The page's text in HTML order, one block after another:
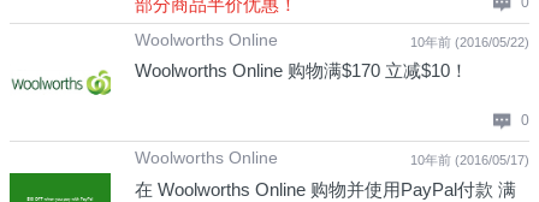
部分商品半价优惠！
10年前 (2016/05/22)
Woolworths Online
Woolworths Online 购物满$170 立减$10！
0
10年前 (2016/05/17)
Woolworths Online
在 Woolworths Online 购物并使用PayPal付款 满